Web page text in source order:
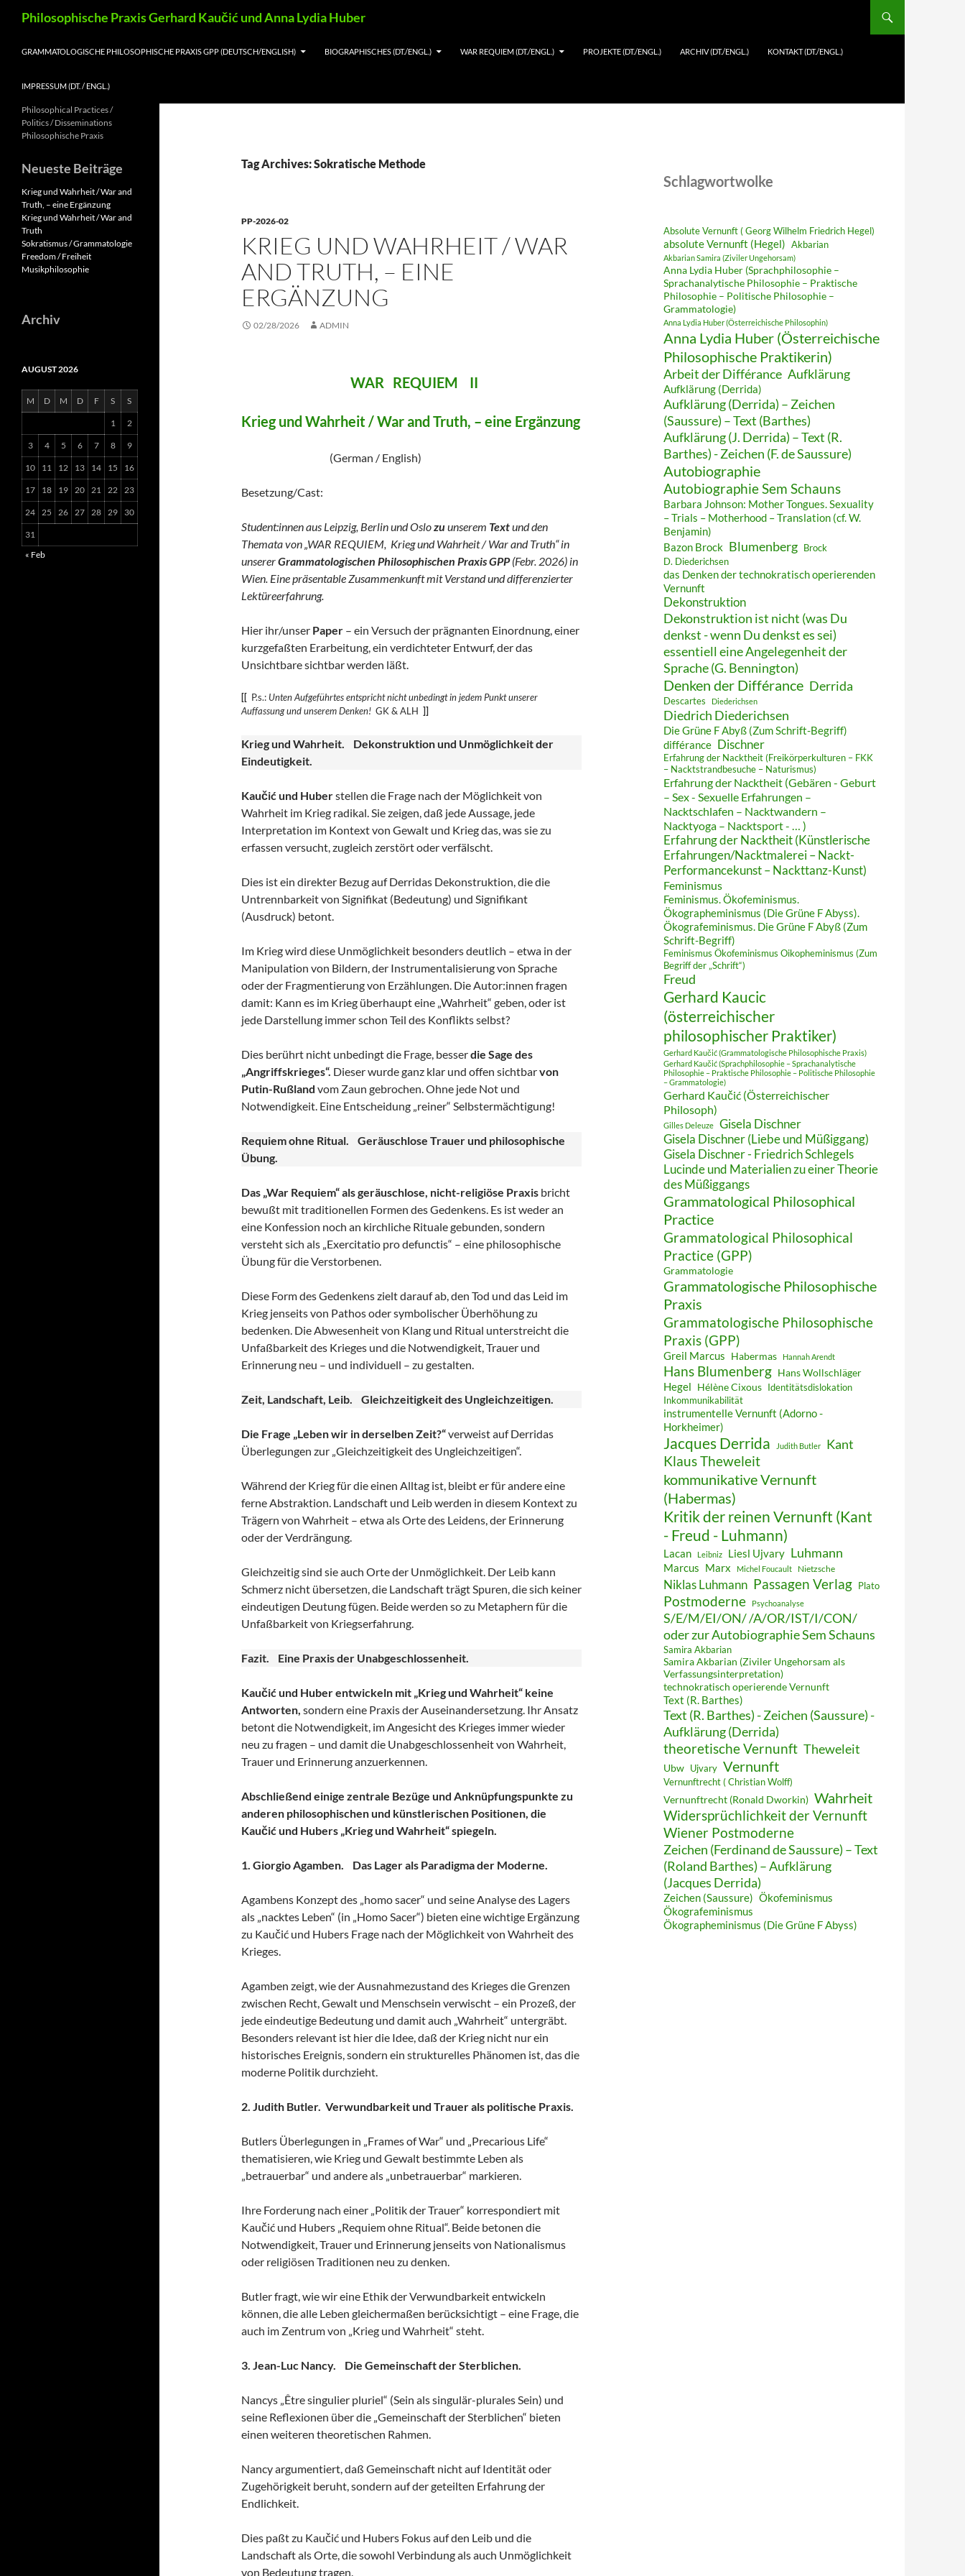
Philosophische Praxis Gerhard Kaučić und Anna Lydia Huber
GRAMMATOLOGISCHE PHILOSOPHISCHE PRAXIS GPP (DEUTSCH/ENGLISH) BIOGRAPHISCHES (DT./ENGL.) WAR REQUIEM (DT./ENGL.) PROJEKTE (DT./ENGL.) ARCHIV (DT./ENGL.) KONTAKT (DT./ENGL.)
IMPRESSUM (DT. / ENGL.)
Tag Archives: Sokratische Methode
PP-2026-02
KRIEG UND WAHRHEIT / WAR
AND TRUTH, – EINE
ERGÄNZUNG
02/28/2026 ADMIN
WAR REQUIEM II
Krieg und Wahrheit / War and Truth, – eine Ergänzung
(German / English)
Besetzung/Cast:
Student:innen aus Leipzig, Berlin und Oslozuunserem Textund den
Themata von „WAR REQUIEM, Krieg und Wahrheit / War and Truth“ in
unsererGrammatologischen Philosophischen Praxis GPP(Febr. 2026) in
Wien. Eine präsentable Zusammenkunft mit Verstand und differenzierter
Lektüreerfahrung.
Hier ihr/unser Paper – ein Versuch der prägnanten Einordnung, einer
kurzgefaßten Erarbeitung, ein verdichteter Entwurf, der das
Unsichtbare sichtbar werden läßt.
[[ P.s.: Unten Aufgeführtes entspricht nicht unbedingt in jedem Punkt unserer
Auffassung und unseremDenken! GK & ALH ]]
Krieg und Wahrheit. Dekonstruktion und Unmöglichkeit der
Eindeutigkeit.
Kaučić und Huberstellen die Frage nach der Möglichkeit von
Wahrheit im Krieg radikal. Sie zeigen, daß jede Aussage, jede
Interpretation im Kontext von Gewalt und Krieg das, was sie zu
erfassen versucht, zugleich zerstört oder verfälscht.
Dies ist ein direkter Bezug auf Derridas Dekonstruktion, die die
Untrennbarkeit von Signifikat (Bedeutung) und Signifikant
(Ausdruck) betont.
Im Krieg wird diese Unmöglichkeit besonders deutlich – etwa in der
Manipulation von Bildern, der Instrumentalisierung von Sprache
oder der Fragmentierung von Erzählungen. Die Autor:innen fragen
damit: Kann es im Krieg überhaupt eine „Wahrheit“ geben, oder ist
jede Darstellung immer schon Teil des Konflikts selbst?
Dies berührt nicht unbedingt die Frage, besserdie Sage des
„Angriffskrieges“. Dieser wurde ganz klar und offen sichtbarvon
Putin-Rußland vom Zaun gebrochen. Ohne jede Not und
Notwendigkeit. Eine Entscheidung „reiner“ Selbstermächtigung!
Requiem ohne Ritual. Geräuschlose Trauer und philosophische
Übung.
Das „War Requiem“ als geräuschlose, nicht-religiöse Praxis bricht
bewußt mit traditionellen Formen des Gedenkens. Es ist weder an
eine Konfession noch an kirchliche Rituale gebunden, sondern
versteht sich als „Exercitatio pro defunctis“ – eine philosophische
Übung für die Verstorbenen.
Diese Form des Gedenkens zielt darauf ab, den Tod und das Leid im
Krieg jenseits von Pathos oder symbolischer Überhöhung zu
bedenken. Die Abwesenheit von Klang und Ritual unterstreicht die
Unfaßbarkeit des Krieges und die Notwendigkeit, Trauer und
Erinnerung neu – und individuell – zu gestalten.
Zeit, Landschaft, Leib. Gleichzeitigkeit des Ungleichzeitigen.
Die Frage „Leben wir in derselben Zeit?“verweist auf Derridas
Überlegungen zur „Gleichzeitigkeit des Ungleichzeitigen“.
Während der Krieg für die einen Alltag ist, bleibt er für andere eine
ferne Abstraktion. Landschaft und Leib werden in diesem Kontext zu
Trägern von Wahrheit – etwa als Orte des Leidens, der Erinnerung
oder der Verdrängung.
Gleichzeitig sind sie auch Orte der Unmöglichkeit. Der Leib kann
Schmerz nicht übersetzen, die Landschaft trägt Spuren, die sich keiner
eindeutigen Deutung fügen. Beide werden so zu Metaphern für die
Unfaßbarkeit von Kriegserfahrung.
Fazit. Eine Praxis der Unabgeschlossenheit.
Kaučić und Huber entwickeln mit „Krieg und Wahrheit“ keine
Antworten, sondern eine Praxis der Auseinandersetzung. Ihr Ansatz
betont die Notwendigkeit, im Angesicht des Krieges immer wieder
neu zu fragen – und damit die Unabgeschlossenheit von Wahrheit,
Trauer und Erinnerung anzuerkennen.
Abschließend einige zentrale Bezüge und Anknüpfungspunkte zu
anderen philosophischen und künstlerischen Positionen, die
Kaučić und Hubers „Krieg und Wahrheit“ spiegeln.
1. Giorgio Agamben. Das Lager als Paradigma der Moderne.
Agambens Konzept des „homo sacer“ und seine Analyse des Lagers
als „nacktes Leben“ (in „Homo Sacer“) bieten eine wichtige Ergänzung
zu Kaučić und Hubers Frage nach der Möglichkeit von Wahrheit des
Krieges.
Agamben zeigt, wie der Ausnahmezustand des Krieges die Grenzen
zwischen Recht, Gewalt und Menschsein verwischt – ein Prozeß, der
jede eindeutige Bedeutung und damit auch „Wahrheit“ untergräbt.
Besonders relevant ist hier die Idee, daß der Krieg nicht nur ein
historisches Ereignis, sondern ein strukturelles Phänomen ist, das die
moderne Politik durchzieht.
2. Judith Butler. Verwundbarkeit und Trauer als politische Praxis.
Butlers Überlegungen in „Frames of War“ und „Precarious Life“
thematisieren, wie Krieg und Gewalt bestimmte Leben als
„betrauerbar“ und andere als „unbetrauerbar“ markieren.
Ihre Forderung nach einer „Politik der Trauer“ korrespondiert mit
Kaučić und Hubers „Requiem ohne Ritual“. Beide betonen die
Notwendigkeit, Trauer und Erinnerung jenseits von Nationalismus
oder religiösen Traditionen neu zu denken.
Butler fragt, wie wir eine Ethik der Verwundbarkeit entwickeln
können, die alle Leben gleichermaßen berücksichtigt – eine Frage, die
auch im Zentrum von „Krieg und Wahrheit“ steht.
3. Jean-Luc Nancy. Die Gemeinschaft der Sterblichen.
Nancys „Être singulier pluriel“ (Sein als singulär-plurales Sein) und
seine Reflexionen über die „Gemeinschaft der Sterblichen“ bieten
einen weiteren theoretischen Rahmen.
Nancy argumentiert, daß Gemeinschaft nicht auf Identität oder
Zugehörigkeit beruht, sondern auf der geteilten Erfahrung der
Endlichkeit.
Dies paßt zu Kaučić und Hubers Fokus auf den Leib und die
Landschaft als Orte, die sowohl Verbindung als auch Unmöglichkeit
von Bedeutung tragen.
Schlagwortwolke
Absolute Vernunft ( Georg Wilhelm Friedrich Hegel)
absolute Vernunft (Hegel) Akbarian
Akbarian Samira (Ziviler Ungehorsam)
Anna Lydia Huber (Sprachphilosophie –
Sprachanalytische Philosophie – Praktische
Philosophie – Politische Philosophie –
Grammatologie)
Anna Lydia Huber (Österreichische Philosophin)
Anna Lydia Huber (Österreichische
Philosophische Praktikerin)
Arbeit der Différance Aufklärung
Aufklärung (Derrida)
Aufklärung (Derrida) – Zeichen
(Saussure) – Text (Barthes)
Aufklärung (J. Derrida) – Text (R.
Barthes) - Zeichen (F. de Saussure)
Autobiographie
Autobiographie Sem Schauns
Barbara Johnson: Mother Tongues. Sexuality
– Trials – Motherhood – Translation (cf. W.
Benjamin)
Bazon Brock Blumenberg Brock
D. Diederichsen
das Denken der technokratisch operierenden
Vernunft
Dekonstruktion
Dekonstruktion ist nicht (was Du
denkst - wenn Du denkst es sei)
essentiell eine Angelegenheit der
Sprache (G. Bennington)
Denken der Différance Derrida
Descartes Diederichsen
Diedrich Diederichsen
Die Grüne F Abyß (Zum Schrift-Begriff)
différance
Dischner
Erfahrung der Nacktheit (Freikörperkulturen – FKK
– Nacktstrandbesuche – Naturismus)
Erfahrung der Nacktheit (Gebären - Geburt
– Sex - Sexuelle Erfahrungen –
Nacktschlafen – Nacktwandern –
Nacktyoga – Nacktsport - … )
Erfahrung der Nacktheit (Künstlerische
Erfahrungen/Nacktmalerei – Nackt-
Performancekunst – Nackttanz-Kunst)
Feminismus
Feminismus. Ökofeminismus.
Ökographeminismus (Die Grüne F Abyss).
Ökografeminismus. Die Grüne F Abyß (Zum
Schrift-Begriff)
Feminismus Ökofeminismus Oikopheminismus (Zum
Begriff der „Schrift“)
Freud
Gerhard Kaucic
(österreichischer
philosophischer Praktiker)
Gerhard Kaučić (Grammatologische Philosophische Praxis)
Gerhard Kaučić (Sprachphilosophie – Sprachanalytische
Philosophie – Praktische Philosophie – Politische Philosophie
– Grammatologie)
Gerhard Kaučić (Österreichischer
Philosoph)
Gilles Deleuze
Gisela Dischner
Gisela Dischner (Liebe und Müßiggang)
Gisela Dischner - Friedrich Schlegels
Lucinde und Materialien zu einer Theorie
des Müßiggangs
Grammatological Philosophical
Practice
Grammatological Philosophical
Practice (GPP)
Grammatologie
Grammatologische Philosophische
Praxis
Grammatologische Philosophische
Praxis (GPP)
Greil Marcus Habermas Hannah Arendt
Hans Blumenberg Hans Wollschläger
Hegel Hélène Cixous Identitätsdislokation
Inkommunikabilität
instrumentelle Vernunft (Adorno -
Horkheimer)
Jacques Derrida Judith Butler Kant
Klaus Theweleit
kommunikative Vernunft
(Habermas)
Kritik der reinen Vernunft (Kant
- Freud - Luhmann)
Lacan Leibniz Liesl Ujvary Luhmann
Marcus Marx Michel Foucault Nietzsche
Niklas Luhmann Passagen Verlag Plato
Postmoderne Psychoanalyse
S/E/M/EI/ON/ /A/OR/IST/I/CON/
oder zur Autobiographie Sem Schauns
Samira Akbarian
Samira Akbarian (Ziviler Ungehorsam als
Verfassungsinterpretation)
technokratisch operierende Vernunft
Text (R. Barthes)
Text (R. Barthes) - Zeichen (Saussure) -
Aufklärung (Derrida)
theoretische Vernunft Theweleit
Ubw Ujvary Vernunft
Vernunftrecht ( Christian Wolff)
Vernunftrecht (Ronald Dworkin) Wahrheit
Widersprüchlichkeit der Vernunft
Wiener Postmoderne
Zeichen (Ferdinand de Saussure) – Text
(Roland Barthes) – Aufklärung
(Jacques Derrida)
Zeichen (Saussure) Ökofeminismus
Ökografeminismus
Ökographeminismus (Die Grüne F Abyss)
Philosophical Practices /
Politics / Disseminations
Philosophische Praxis
Neueste Beiträge
Krieg und Wahrheit / War and
Truth, – eine Ergänzung
Krieg und Wahrheit / War and
Truth
Sokratismus / Grammatologie
Freedom / Freiheit
Musikphilosophie
Archiv
AUGUST 2026
M D M D F S S
1 2
3 4 5 6 7 8 9
10 11 12 13 14 15 16
17 18 19 20 21 22 23
24 25 26 27 28 29 30
31
« Feb